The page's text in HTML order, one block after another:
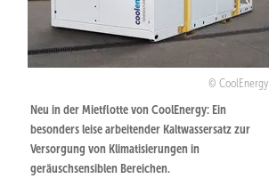
CoolEnergy
Neu in der Mietflotte von CoolEnergy: Ein
besonders leise arbeitender Kaltwassersatz zur
Versorgung von Klimatisierungen in
geräuschsensiblen Bereichen.